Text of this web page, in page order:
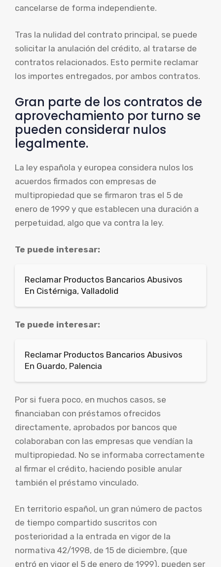
cancelarse de forma independiente.
Tras la nulidad del contrato principal, se puede
solicitar la anulación del crédito, al tratarse de
contratos relacionados. Esto permite reclamar
los importes entregados, por ambos contratos.
Gran parte de los contratos de
aprovechamiento por turno se
pueden considerar nulos
legalmente.
La ley española y europea considera nulos los
acuerdos firmados con empresas de
multipropiedad que se firmaron tras el 5 de
enero de 1999 y que establecen una duración a
perpetuidad, algo que va contra la ley.
Te puede interesar:
Reclamar Productos Bancarios Abusivos
En Cistérniga, Valladolid
Te puede interesar:
Reclamar Productos Bancarios Abusivos
En Guardo, Palencia
Por si fuera poco, en muchos casos, se
financiaban con préstamos ofrecidos
directamente, aprobados por bancos que
colaboraban con las empresas que vendían la
multipropiedad. No se informaba correctamente
al firmar el crédito, haciendo posible anular
también el préstamo vinculado.
En territorio español, un gran número de pactos
de tiempo compartido suscritos con
posterioridad a la entrada en vigor de la
normativa 42/1998, de 15 de diciembre, (que
entró en vigor el 5 de enero de 1999), pueden ser